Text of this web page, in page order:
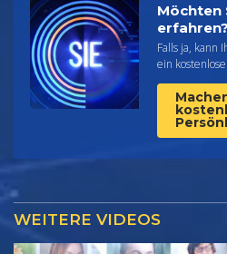
Möchten
erfahren?
Falls ja, kann
ein
WEITERE VIDEOS